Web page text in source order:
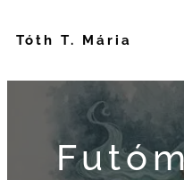
Tóth T. Mária